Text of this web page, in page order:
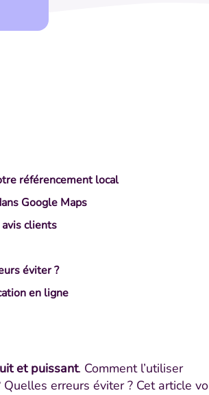
référencement local
Google Maps
clients
éviter ?
en ligne
et puissant. Comment l’utiliser
erreurs éviter ? Cet article